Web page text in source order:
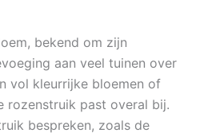
bekend om zijn
aan veel tuinen over
vol kleurrijke bloemen of
rozenstruik past overal bij.
bespreken, zoals de